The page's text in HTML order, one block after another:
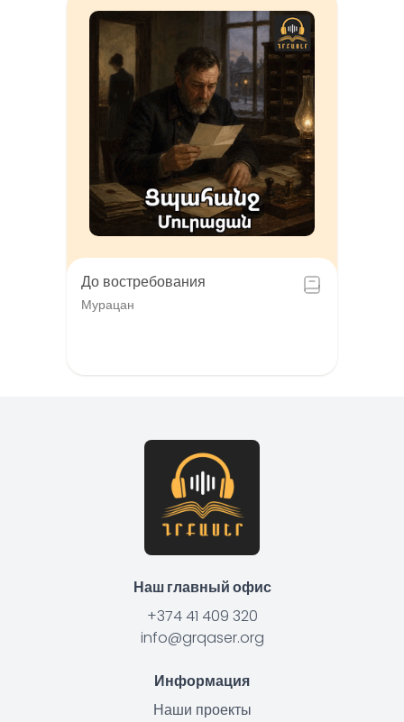
До востребования
Мурацан
Наш главный офис
+374 41 409 320
info@grqaser.org
Информация
Наши проекты